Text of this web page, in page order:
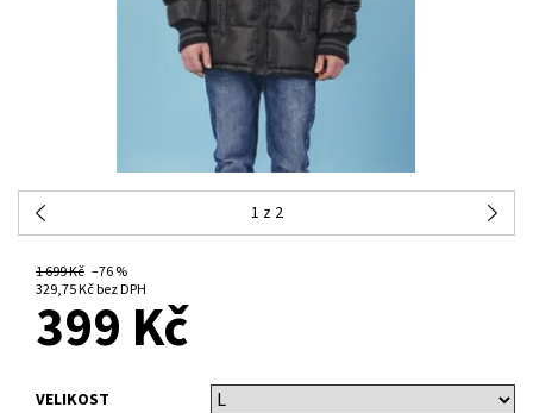
1 z 2
1 699 Kč –76 %
329,75 Kč bez DPH
399 Kč
VELIKOST